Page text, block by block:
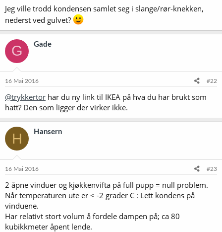
e
r
Jeg ville trodd kondensen samlet seg i slange/rør-knekken,
nederst ved gulvet?
G Gade
16 Mai 2016 #22
@trykkertor har du ny link til IKEA på hva du har brukt som
hatt? Den som ligger der virker ikke.
H Hansern
16 Mai 2016 #23
2 åpne vinduer og kjøkkenvifta på full pupp = null problem.
Når temperaturen ute er < -2 grader C : Lett kondens på
vinduene.
Har relativt stort volum å fordele dampen på; ca 80
kubikkmeter åpent lende.